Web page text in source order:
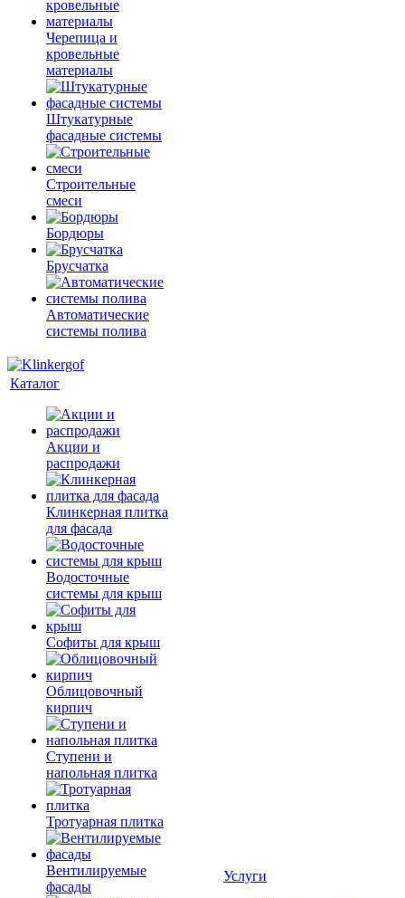
Черепица и
кровельные
материалы
Штукатурные
фасадные системы
Строительные
смеси
Бордюры
Брусчатка
Автоматические
системы полива
Каталог
Акции и
распродажи
Клинкерная плитка
для фасада
Водосточные
системы для крыш
Софиты для крыш
Облицовочный
кирпич
Ступени и
напольная плитка
Тротуарная плитка
Вентилируемые
фасады
Услуги